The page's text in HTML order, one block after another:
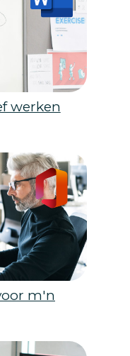
werken
m'n